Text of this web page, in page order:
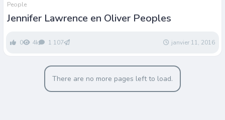
People
Jennifer Lawrence en Oliver Peoples
0 4k 1 107 janvier 11, 2016
There are no more pages left to load.